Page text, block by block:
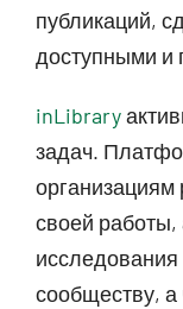
публикаций,
доступными и
inLibrary
задач.
организациям
своей
сообществу, а